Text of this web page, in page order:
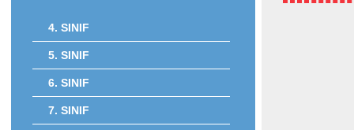
4. SINIF
5. SINIF
6. SINIF
7. SINIF